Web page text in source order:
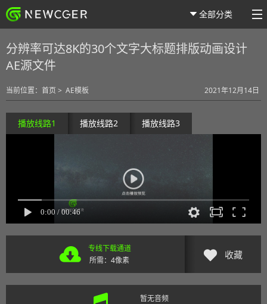
全部分类
分辨率可达8K的30个文字大标题排版动画设计
AE源文件
当前位置： 首页 > AE模板 2021年12月14日
播放线路1 播放线路2 播放线路3
专线下载通道
所需：4像素
收藏
暂无音频